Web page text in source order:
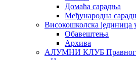
Домаћа сарадња
Међународна
Високошколска јединица
Обавештења
Архива
АЛУМНИ КЛУБ Правног